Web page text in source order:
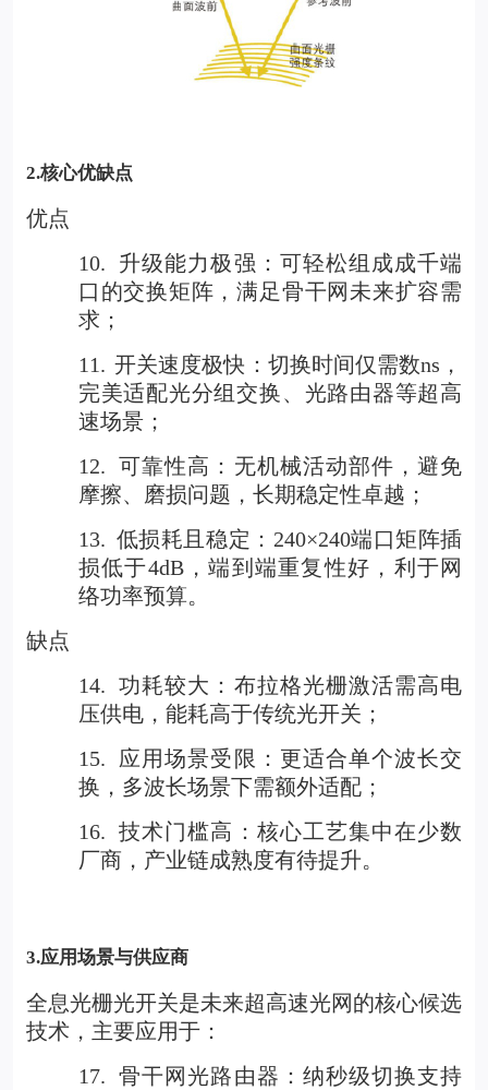
2.核心优缺点
优点
10.
升级能力极强：可轻松组成成千端
口的交换矩阵，满足骨干网未来扩容需
求；
11. 开关速度极快：切换时间仅需数ns，
完美适配光分组交换、光路由器等超高
速场景；
12. 可靠性高：无机械活动部件，避免
摩擦、磨损问题，长期稳定性卓越；
13. 低损耗且稳定：240×240端口矩阵插
损低于4dB，端到端重复性好，利于网
络功率预算。
缺点
14. 功耗较大：布拉格光栅激活需高电
压供电，能耗高于传统光开关；
15.
应用场景受限：更适合单个波长交
换，多波长场景下需额外适配；
16. 技术门槛高：核心工艺集中在少数
厂商，产业链成熟度有待提升。
3.应用场景与供应商
全息光栅光开关是未来超高速光网的核心候选
技术，主要应用于：
17. 骨干网光路由器：纳秒级切换支持